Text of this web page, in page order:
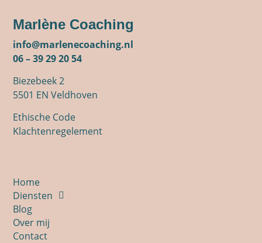
Marlène Coaching
info@marlenecoaching.nl
06 – 39 29 20 54
Biezebeek 2
5501 EN Veldhoven
Ethische Code
Klachtenregelement
Home
Diensten
Blog
Over mij
Contact